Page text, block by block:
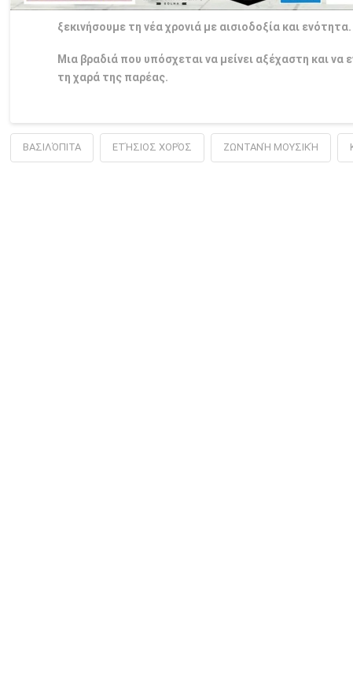
ξεκινήσουμε τη νέα χρονιά με αισιοδοξία και ενότητα.
Μια βραδιά που υπόσχεται να μείνει αξέχαστη και
τη χαρά της παρέας.
ΒΑΣΙΛΌΠΙΤΑ ΕΤΉΣΙΟΣ ΧΟΡΌΣ ΖΩΝΤΑΝΉ ΜΟΥΣΙΚΉ